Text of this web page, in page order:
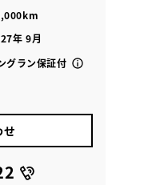
年 9月
グラン保証付
せ